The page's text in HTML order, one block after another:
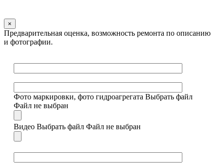
×
Предварительная оценка, возможность ремонта по описанию
и фотографии.
Фото маркировки, фото гидроагрегата Выбрать файл
Файл не выбран
Видео Выбрать файл Файл не выбран